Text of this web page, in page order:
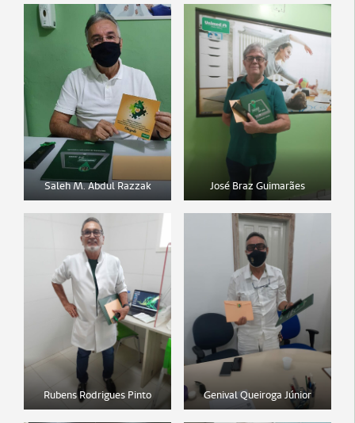
Saleh M. Abdul Razzak José Braz Guimarães
Rubens Rodrigues Pinto Genival Queiroga Júnior